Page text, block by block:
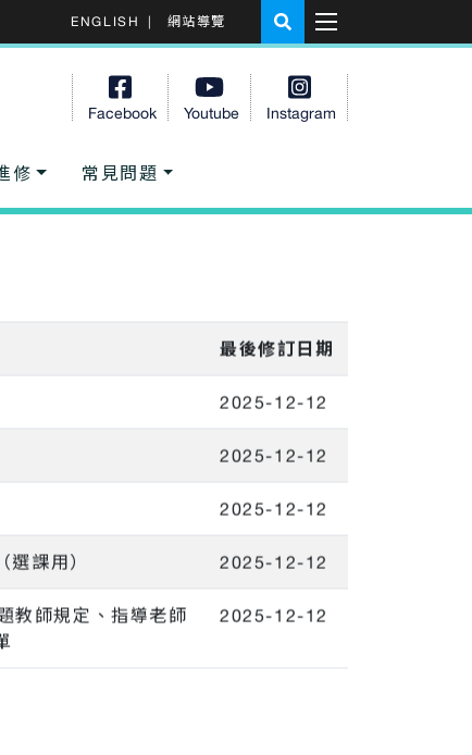
ENGLISH 網站導覽
Facebook Youtube Instagram
修 常見問題
最後修訂日期
2025-12-12
2025-12-12
2025-12-12
選課用） 2025-12-12
教師規定、指導老師
2025-12-12